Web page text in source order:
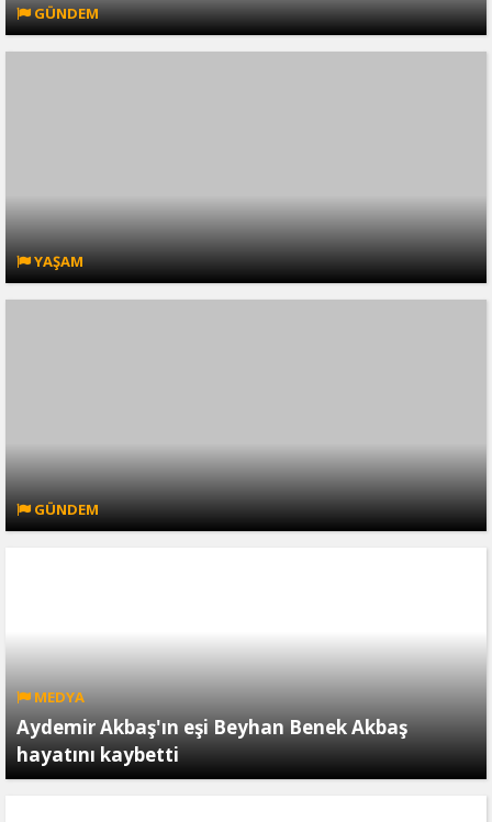
GÜNDEM
YAŞAM
GÜNDEM
MEDYA
Aydemir Akbaş'ın eşi Beyhan Benek Akbaş
hayatını kaybetti